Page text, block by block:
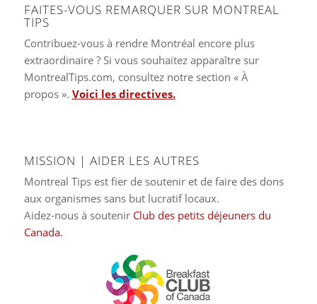
FAITES-VOUS REMARQUER SUR MONTREAL
TIPS
Contribuez-vous à rendre Montréal encore plus
extraordinaire ? Si vous souhaitez apparaître sur
MontrealTips.com, consultez notre section « À
propos ». Voici les directives.
MISSION | AIDER LES AUTRES
Montreal Tips est fier de soutenir et de faire des dons
aux organismes sans but lucratif locaux.
Aidez-nous à soutenir Club des petits déjeuners du
Canada.